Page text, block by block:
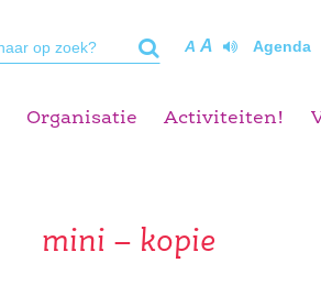
A A Agenda
Organisatie Activiteiten!
mini – kopie